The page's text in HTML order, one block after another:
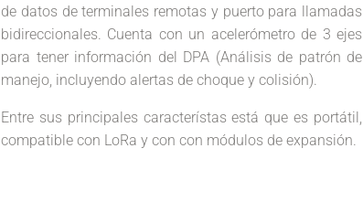
de datos de terminales remotas y puerto para llamadas
bidireccionales. Cuenta con un acelerómetro de 3 ejes
para tener información del DPA (Análisis de patrón de
manejo, incluyendo alertas de choque y colisión).
Entre sus principales característas está que es portátil,
compatible con LoRa y con con módulos de expansión.